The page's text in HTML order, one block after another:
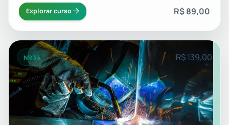
Explorar curso R$ 89,00
NR34 R$ 139,00